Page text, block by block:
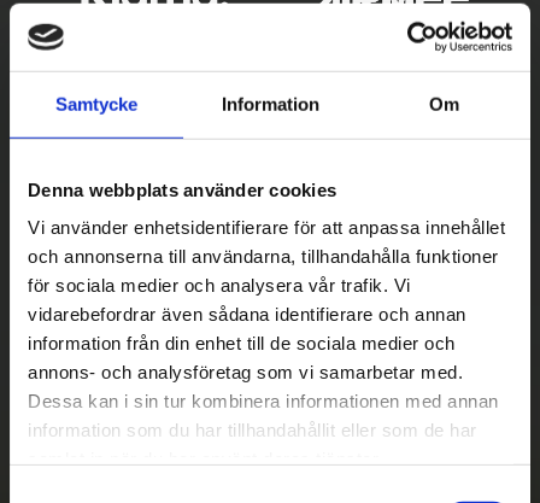
Samtycke Information Om
Denna webbplats använder cookies
Vi använder enhetsidentifierare för att anpassa innehållet
och annonserna till användarna, tillhandahålla funktioner
för sociala medier och analysera vår trafik. Vi
vidarebefordrar även sådana identifierare och annan
information från din enhet till de sociala medier och
annons- och analysföretag som vi samarbetar med.
Dessa kan i sin tur kombinera informationen med annan
information som du har tillhandahållit eller som de har
Betala säkert
|| Välj ||
Snabba leveranser
||
Eller ||
Hämta på lagret med/utan montering